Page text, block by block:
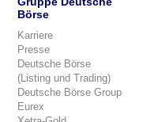
Börse
Karriere
Presse
Deutsche Börse
(Listing und Trading)
Deutsche Börse Group
Eurex